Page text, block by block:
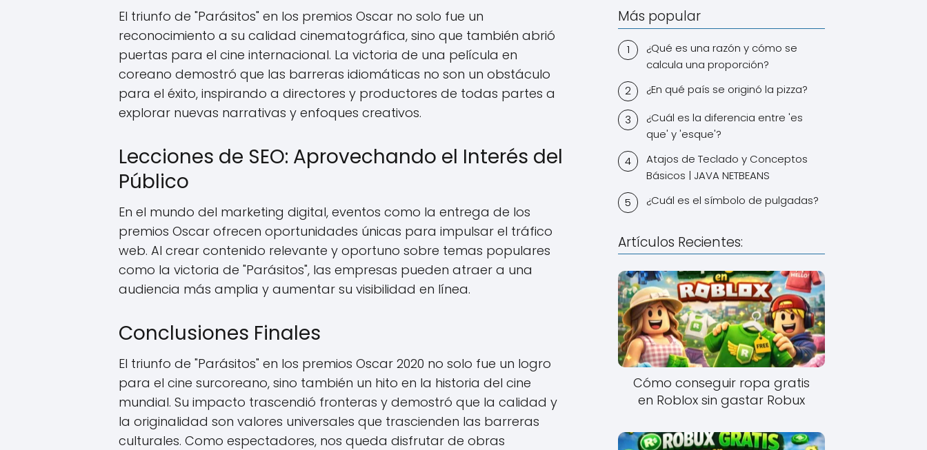
El triunfo de "Parásitos" en los premios Oscar no solo fue un
reconocimiento a su calidad cinematográfica, sino que también abrió
puertas para el cine internacional. La victoria de una película en
coreano demostró que las barreras idiomáticas no son un obstáculo
para el éxito, inspirando a directores y productores de todas partes a
explorar nuevas narrativas y enfoques creativos.
Lecciones de SEO: Aprovechando el Interés del
Público
En el mundo del marketing digital, eventos como la entrega de los
premios Oscar ofrecen oportunidades únicas para impulsar el tráfico
web. Al crear contenido relevante y oportuno sobre temas populares
como la victoria de "Parásitos", las empresas pueden atraer a una
audiencia más amplia y aumentar su visibilidad en línea.
Conclusiones Finales
El triunfo de "Parásitos" en los premios Oscar 2020 no solo fue un logro
para el cine surcoreano, sino también un hito en la historia del cine
mundial. Su impacto trascendió fronteras y demostró que la calidad y
la originalidad son valores universales que trascienden las barreras
culturales. Como espectadores, nos queda disfrutar de obras
Más popular
¿Qué es una razón y cómo se
calcula una proporción?
¿En qué país se originó la pizza?
¿Cuál es la diferencia entre 'es
que' y 'esque'?
Atajos de Teclado y Conceptos
Básicos | JAVA NETBEANS
¿Cuál es el símbolo de pulgadas?
Artículos Recientes:
Cómo conseguir ropa gratis
en Roblox sin gastar Robux